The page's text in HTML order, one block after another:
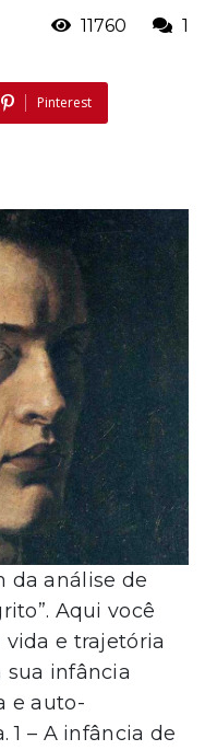
11760 1
Pinterest
da análise de
Aqui você
e trajetória
sua infância
e auto-
– A infância de